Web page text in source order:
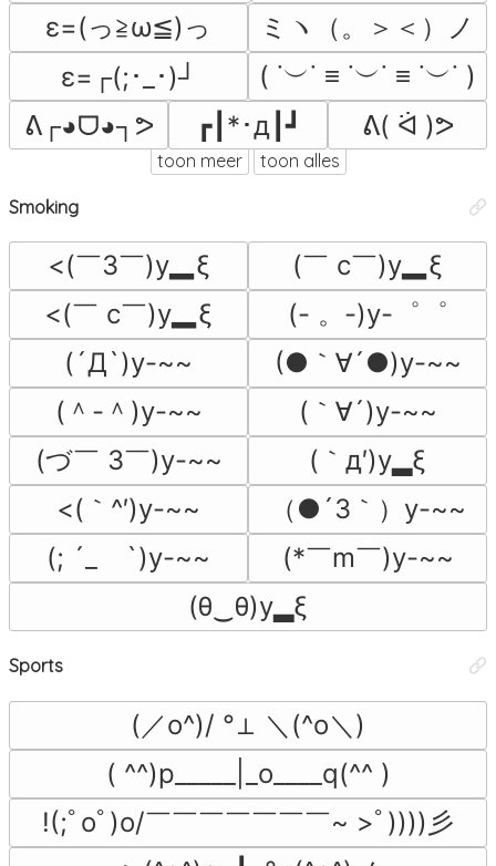
ε=(っ≧ω≦)っ
ミヽ（。＞＜）ノ
ε=┌(;･_･)┘
( ˙︶˙ ≡ ˙︶˙ ≡ ˙︶˙ )
ᕕ┌◕ᗜ◕┐ᕗ
┏┃*･д┃┛ ᕕ( ᐛ )ᕗ
toon meer toon alles
Smoking
<(￣3￣)y▂ξ
(￣ c￣)y▂ξ
<(￣ c￣)y▂ξ
(- 。-)y-゜゜
(´Д`)y-~~
(●｀∀´●)y-~~
(＾-＾)y-~~
(｀∀´)y-~~
(づ￣ 3￣)y-~~
(｀д′)y▂ξ
<(｀^′)y-~~
（●´3｀）y-~~
(; ´_ゝ`)y-~~
(*￣m￣)y-~~
(θ‿θ)y▂ξ
Sports
(／o^)/ °⊥ ＼(^o＼)
( ^^)p_____|_o____q(^^ )
!(;ﾟoﾟ)o/￣￣￣￣￣￣￣~ >ﾟ))))彡